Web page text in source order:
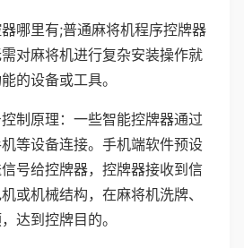
哪里有;普通麻将机程序控牌器
对麻将机进行复杂安装操作就
的设备或工具。
制原理：一些智能控牌器通过
等设备连接。手机端软件预设
号给控牌器，控牌器接收到信
或机械结构，在麻将机洗牌、
达到控牌目的。